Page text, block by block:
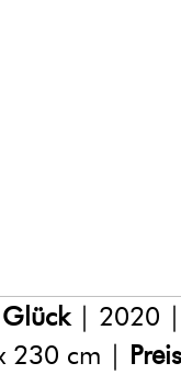
| 2020 |
230 cm |